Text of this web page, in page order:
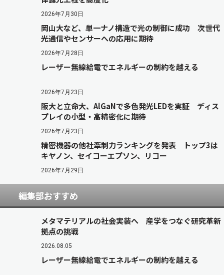
2026年7月30日
岡山大など、単一ナノ構造で光の制御に成功 次世代
光通信やセンサーへの応用に期待
2026年7月28日
レーザー無線給電でエネルギーの制約を越える
2026年7月23日
阪大と立命大、AlGaNで多色発光LEDを実証 ディス
プレイの小型・高精密化に期待
2026年7月23日
精密機器の他社牽制力ランキングを発表 トップ3は
キヤノン、セイコーエプソン、リコー
2026年7月29日
編集部おすすめ
メタマテリアルの社会実装へ 産学をつなぐ研究革新
拠点の挑戦
2026.08.05
レーザー無線給電でエネルギーの制約を越える